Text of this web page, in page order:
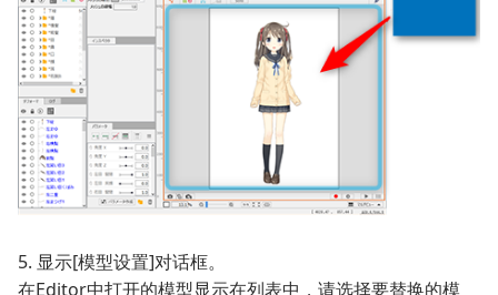
5. 显示[模型设置]对话框。
在Editor中打开的模型显示在列表中，请选择要替换的模